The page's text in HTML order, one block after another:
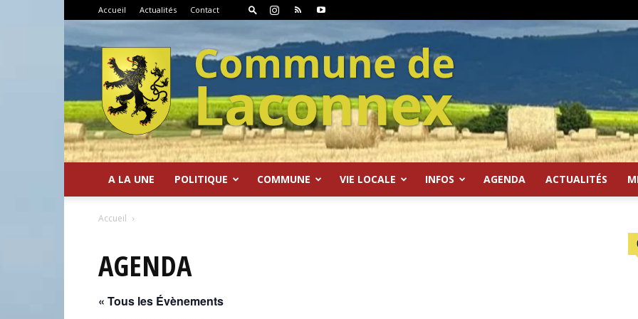
Accueil Actualités Contact
A LA UNE POLITIQUE COMMUNE VIE LOCALE INFOS AGENDA ACTUALITÉS
Accueil
AGENDA
« Tous les Évènements